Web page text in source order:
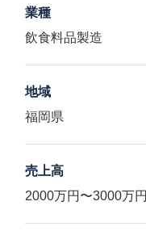
業種
飲食料品製造
地域
福岡県
売上高
2000万円〜3000万円